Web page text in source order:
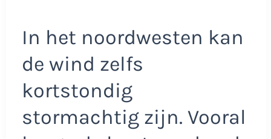
In het noordwesten kan
de wind zelfs
kortstondig
stormachtig zijn. Vooral